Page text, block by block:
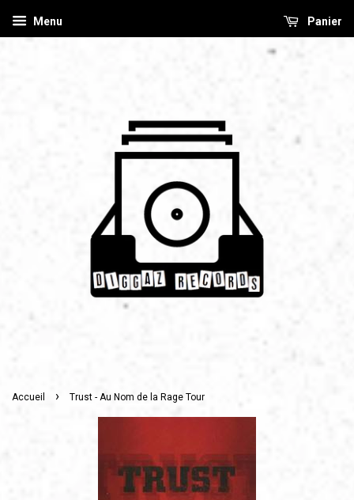
Menu Panier
Accueil › Trust - Au Nom de la Rage Tour